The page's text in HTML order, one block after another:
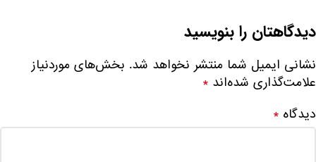
دیدگاهتان را بنویسید
نشانی ایمیل شما منتشر نخواهد شد. بخش‌های موردنیاز
علامت‌گذاری شده‌اند *
دیدگاه *